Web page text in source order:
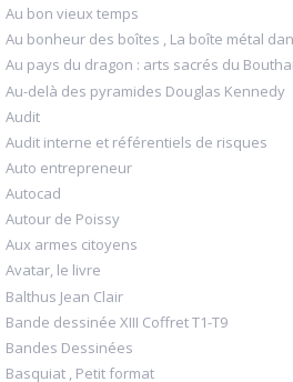
Au bon vieux temps
Au bonheur des boîtes , La boîte métal
Au pays du dragon : arts sacrés du
Au-delà des pyramides Douglas Kennedy
Audit
Audit interne et référentiels de risques
Auto entrepreneur
Autocad
Autour de Poissy
Aux armes citoyens
Avatar, le livre
Balthus Jean Clair
Bande dessinée XIII Coffret T1-T9
Bandes Dessinées
Basquiat , Petit format